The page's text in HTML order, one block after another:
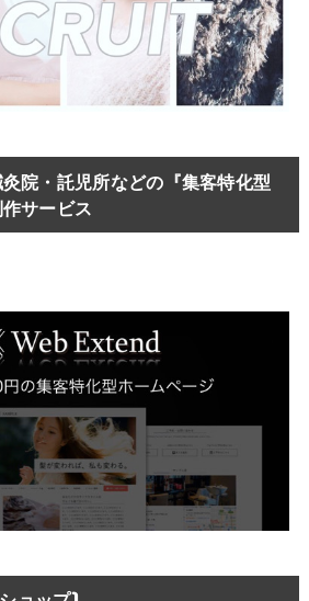
院・託児所などの『集客特化型
サービス